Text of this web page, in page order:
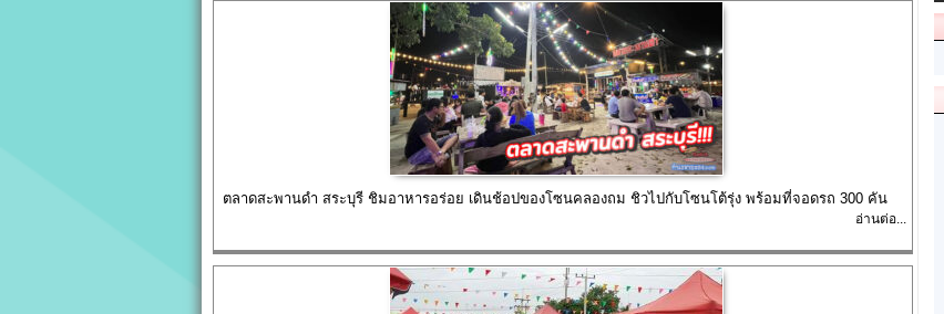
ตลาดสะพานดำ สระบุรี ชิมอาหารอร่อย เดินช้อปของโซนคลองถม ชิวไปกับโซนโต้รุ่ง พร้อมที่จอดรถ 300 คัน
อ่านต่อ...